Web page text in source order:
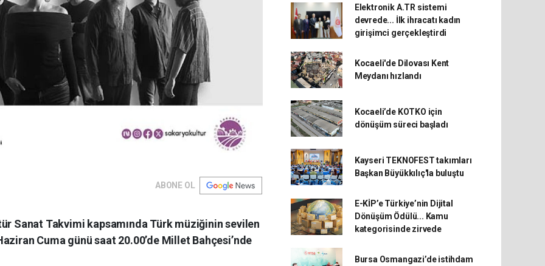
ABONE OL
Sanat Takvimi kapsamında Türk müziğinin sevilen
Cuma günü saat 20.00’de Millet Bahçesi’nde
Elektronik A.TR sistemi
devrede... İlk ihracatı kadın
girişimci gerçekleştirdi
Kocaeli'de Dilovası Kent
Meydanı hızlandı
Kocaeli’de KOTKO için
dönüşüm süreci başladı
Kayseri TEKNOFEST takımları
Başkan Büyükkılıç'la buluştu
E-KİP’e Türkiye’nin Dijital
Dönüşüm Ödülü... Kamu
kategorisinde zirvede
Bursa Osmangazi’de istihdam